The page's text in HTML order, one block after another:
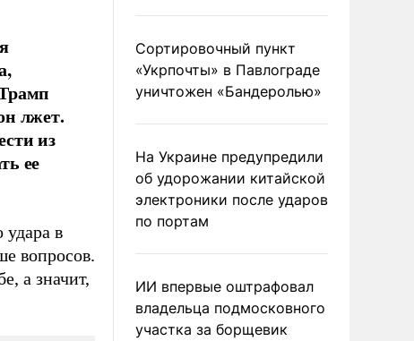
лжет.
из
ее
удара в
вопросов.
а значит,
Сортировочный пункт
«Укрпочты» в Павлограде
уничтожен «Бандеролью»
На Украине предупредили
об удорожании китайской
электроники после ударов
по портам
ИИ впервые оштрафовал
владельца подмосковного
участка за борщевик